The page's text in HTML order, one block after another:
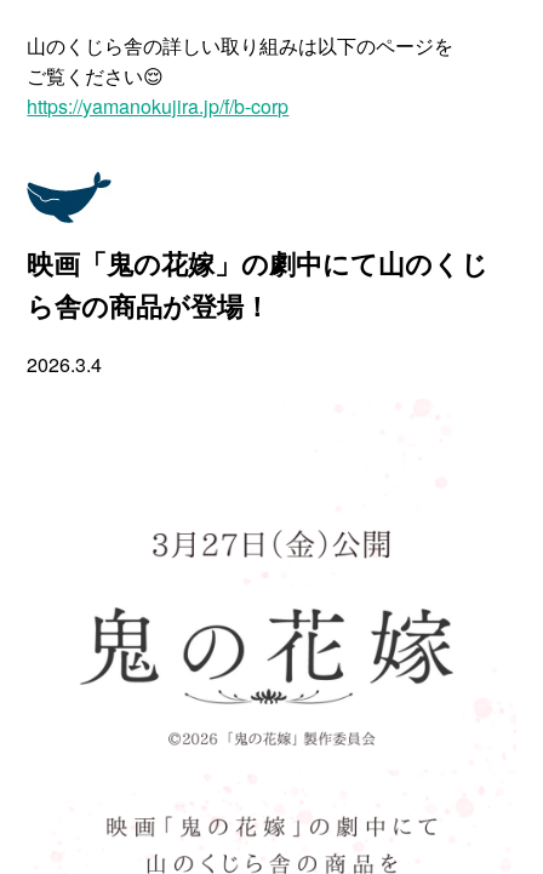
山のくじら舎の詳しい取り組みは以下のページを
ご覧ください😌
https://yamanokujira.jp/f/b-corp
映画「鬼の花嫁」の劇中にて山のくじ
ら舎の商品が登場！
2026.3.4